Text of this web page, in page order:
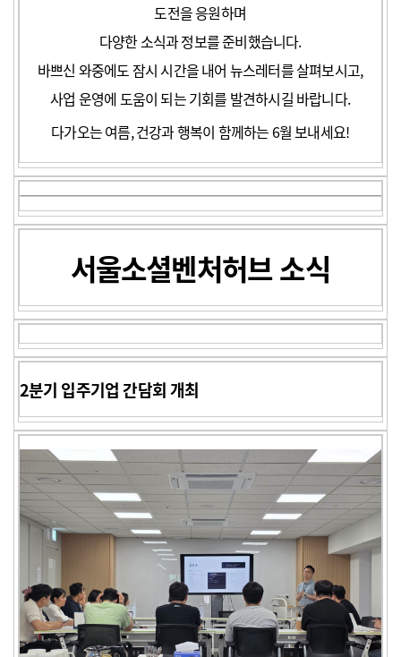
도전을 응원하며
다양한 소식과 정보를 준비했습니다.
바쁘신 와중에도 잠시 시간을 내어 뉴스레터를 살펴보시고,
사업 운영에 도움이 되는 기회를 발견하시길 바랍니다.
다가오는 여름, 건강과 행복이 함께하는 6월 보내세요!
서울소셜벤처허브 소식
2분기 입주기업 간담회 개최